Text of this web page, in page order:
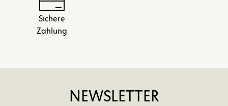
Sichere
Zahlung
NEWSLETTER